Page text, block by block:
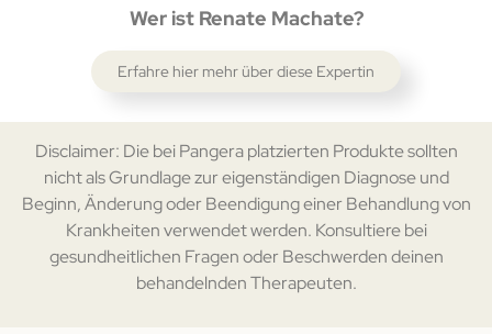
Wer ist Renate Machate?
Erfahre hier mehr über diese Expertin
Disclaimer: Die bei Pangera platzierten Produkte sollten
nicht als Grundlage zur eigenständigen Diagnose und
Beginn, Änderung oder Beendigung einer Behandlung von
Krankheiten verwendet werden. Konsultiere bei
gesundheitlichen Fragen oder Beschwerden deinen
behandelnden Therapeuten.